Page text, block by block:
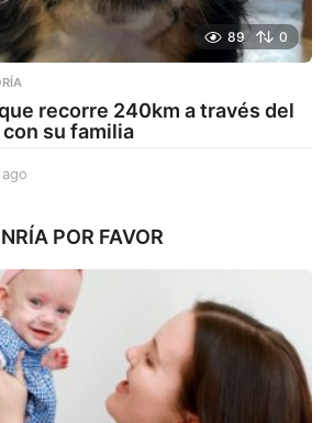
89 0
recorre 240km a través del
su familia
o
g
o
POR FAVOR